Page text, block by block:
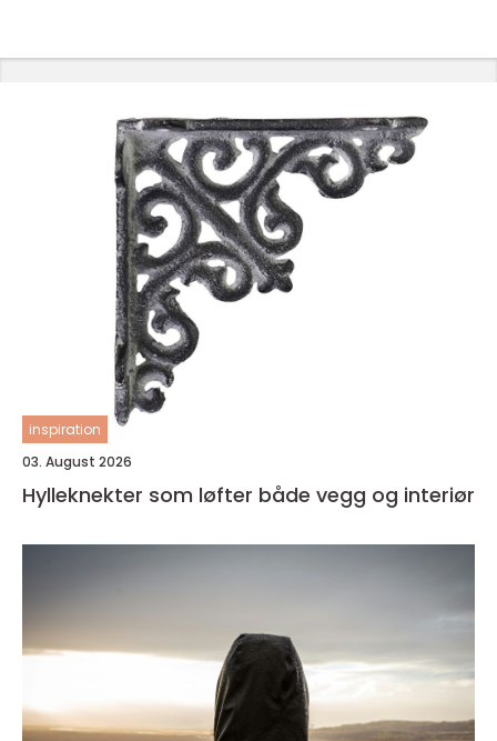
inspiration
03. August 2026
Hylleknekter som løfter både vegg og interiør